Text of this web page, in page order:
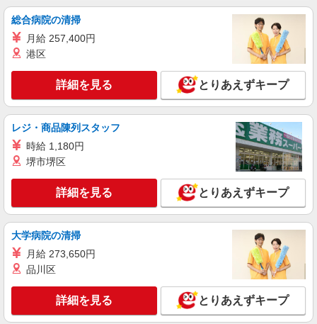
総合病院の清掃
月給 257,400円
港区
詳細を見る とりあえずキープ
レジ・商品陳列スタッフ
時給 1,180円
堺市堺区
詳細を見る とりあえずキープ
大学病院の清掃
月給 273,650円
品川区
詳細を見る とりあえずキープ